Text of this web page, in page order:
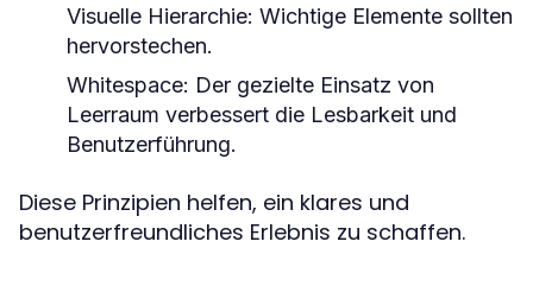
Visuelle Hierarchie: Wichtige Elemente sollten
hervorstechen.
Whitespace: Der gezielte Einsatz von
Leerraum verbessert die Lesbarkeit und
Benutzerführung.
Diese Prinzipien helfen, ein klares und
benutzerfreundliches Erlebnis zu schaffen.